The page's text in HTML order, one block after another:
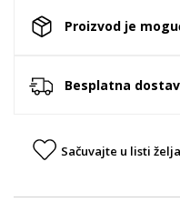
Proizvod je
Besplatna
Sačuvajte u listi želja